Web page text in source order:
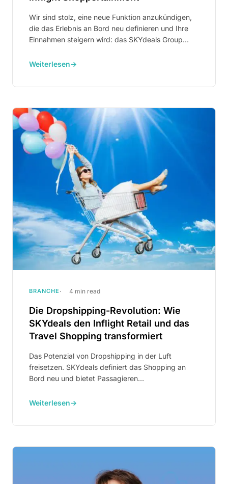
Wir sind stolz, eine neue Funktion anzukündigen,
die das Erlebnis an Bord neu definieren und Ihre
Einnahmen steigern wird: das SKYdeals Group
Weiterlesen→
BRANCHE 4 min read
Die Dropshipping-Revolution: Wie
SKYdeals den Inflight Retail und das
Travel Shopping transformiert
Das Potenzial von Dropshipping in der Luft
freisetzen. SKYdeals definiert das Shopping an
Bord neu und bietet Passagieren
Weiterlesen→